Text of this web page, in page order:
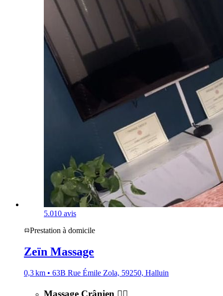
5.010 avis
Prestation à domicile
Zeïn Massage
0,3 km • 63B Rue Émile Zola, 59250, Halluin
Massage Crânien 💆‍♂️